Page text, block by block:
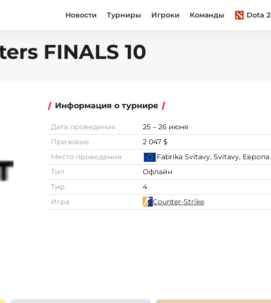
Новости Турниры Игроки Команды Dota 2
FINALS 10
Информация о турнире
Дата проведения
25 – 26 июня
Призовые
2 047 $
Место проведения
Fabrika Svitavy, Svitavy, Европа
Тип
Офлайн
Тир
4
Игра
Counter-Strike